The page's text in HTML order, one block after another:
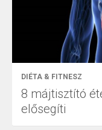
DIÉTA & FITNESZ
8 májtisztító
elősegíti